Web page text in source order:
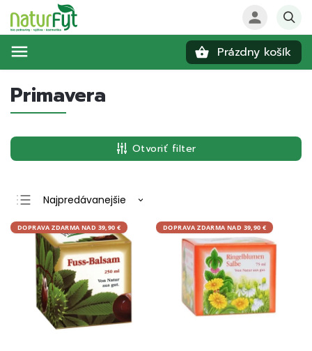
Prázdny košík
Primavera
Otvoriť filter
Najpredávanejšie
Najlacnejšie
Najdrahšie
Abecedne
DOPRAVA ZDARMA NAD 39,90 € DOPRAVA ZDARMA NAD 39,90 €